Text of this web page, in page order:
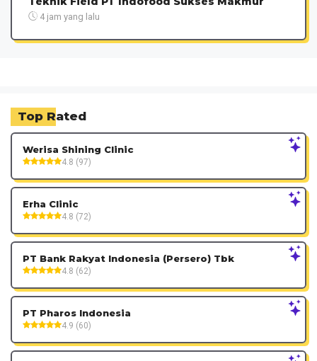
4 jam yang lalu
Top Rated
Werisa Shining Clinic
4.8 (97)
Erha Clinic
4.8 (72)
PT Bank Rakyat Indonesia (Persero) Tbk
4.8 (62)
PT Pharos Indonesia
4.9 (60)